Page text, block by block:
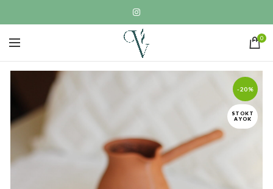
0
-20%
STOKT
A YOK